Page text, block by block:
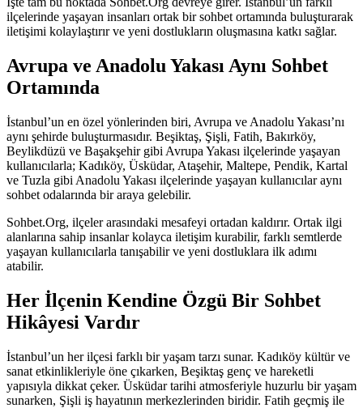
ilçelerinde yaşayan insanları ortak bir sohbet ortamında buluşturarak
iletişimi kolaylaştırır ve yeni dostlukların oluşmasına katkı sağlar.
Avrupa ve Anadolu Yakası Aynı Sohbet
Ortamında
İstanbul’un en özel yönlerinden biri, Avrupa ve Anadolu Yakası’nı
aynı şehirde buluşturmasıdır. Beşiktaş, Şişli, Fatih, Bakırköy,
Beylikdüzü ve Başakşehir gibi Avrupa Yakası ilçelerinde yaşayan
kullanıcılarla; Kadıköy, Üsküdar, Ataşehir, Maltepe, Pendik, Kartal
ve Tuzla gibi Anadolu Yakası ilçelerinde yaşayan kullanıcılar aynı
sohbet odalarında bir araya gelebilir.
Sohbet.Org, ilçeler arasındaki mesafeyi ortadan kaldırır. Ortak ilgi
alanlarına sahip insanlar kolayca iletişim kurabilir, farklı semtlerde
yaşayan kullanıcılarla tanışabilir ve yeni dostluklara ilk adımı
atabilir.
Her İlçenin Kendine Özgü Bir Sohbet
Hikâyesi Vardır
İstanbul’un her ilçesi farklı bir yaşam tarzı sunar. Kadıköy kültür ve
sanat etkinlikleriyle öne çıkarken, Beşiktaş genç ve hareketli
yapısıyla dikkat çeker. Üsküdar tarihi atmosferiyle huzurlu bir yaşam
sunarken, Şişli iş hayatının merkezlerinden biridir. Fatih geçmiş ile